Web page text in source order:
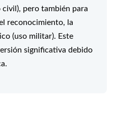
civil), pero también para
reconocimiento, la
(uso militar). Este
significativa debido